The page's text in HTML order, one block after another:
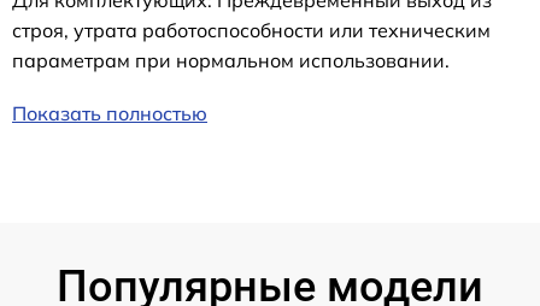
строя, утрата работоспособности или техническим
параметрам при нормальном использовании.
Показать полностью
Популярные модели